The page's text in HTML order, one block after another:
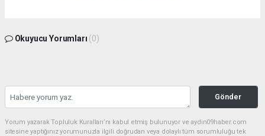
Okuyucu Yorumları (0)
Gönder
Yorum yazarak Topluluk Kuralları’nı kabul etmiş bulunuyor ve aydin09haber.com
sitesine yaptığınız yorumunuzla ilgili doğrudan veya dolaylı tüm sorumluluğu tek